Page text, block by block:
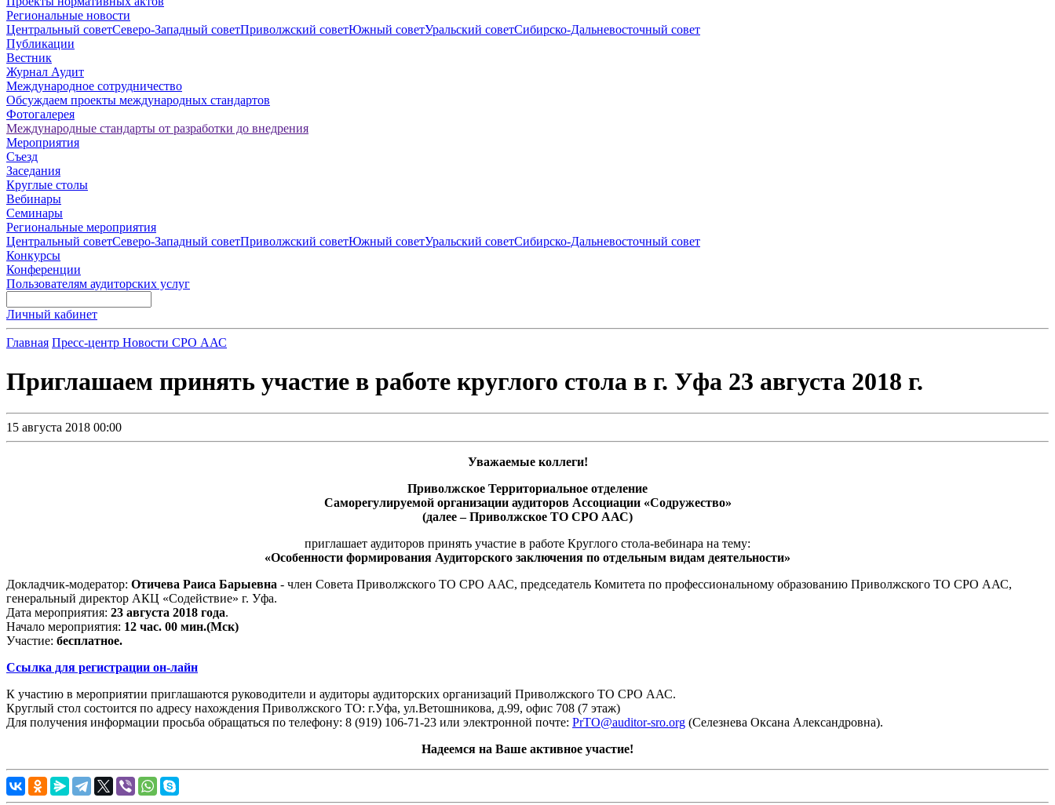
Региональные новости
Центральный советСеверо-Западный советПриволжский советЮжный советУральский советСибирско-Дальневосточный совет
Публикации
Вестник
Журнал Аудит
Международное сотрудничество
Обсуждаем проекты международных стандартов
Фотогалерея
Международные стандарты от разработки до внедрения
Мероприятия
Съезд
Заседания
Круглые столы
Вебинары
Семинары
Региональные мероприятия
Центральный советСеверо-Западный советПриволжский советЮжный советУральский советСибирско-Дальневосточный совет
Конкурсы
Конференции
Пользователям аудиторских услуг
Личный кабинет
Главная Пресс-центр Новости СРО ААС
Приглашаем принять участие в работе круглого стола в г. Уфа 23 августа 2018 г.
15 августа 2018 00:00
Уважаемые коллеги!
Приволжское Территориальное отделение
Саморегулируемой организации аудиторов Ассоциации «Содружество»
(далее – Приволжское ТО СРО ААС)
приглашает аудиторов принять участие в работе Круглого стола-вебинара на тему:
«Особенности формирования Аудиторского заключения по отдельным видам деятельности»
Докладчик-модератор: Отичева Раиса Барыевна - член Совета Приволжского ТО СРО ААС, председатель Комитета по профессиональному образованию Приволжского ТО СРО ААС,
генеральный директор АКЦ «Содействие» г. Уфа.
Дата мероприятия: 23 августа 2018 года.
Начало мероприятия: 12 час. 00 мин.(Мск)
Участие: бесплатное.
Ссылка для регистрации он-лайн
К участию в мероприятии приглашаются руководители и аудиторы аудиторских организаций Приволжского ТО СРО ААС.
Круглый стол состоится по адресу нахождения Приволжского ТО: г.Уфа, ул.Ветошникова, д.99, офис 708 (7 этаж)
Для получения информации просьба обращаться по телефону: 8 (919) 106-71-23 или электронной почте: PrTO@auditor-sro.org (Селезнева Оксана Александровна).
Надеемся на Ваше активное участие!